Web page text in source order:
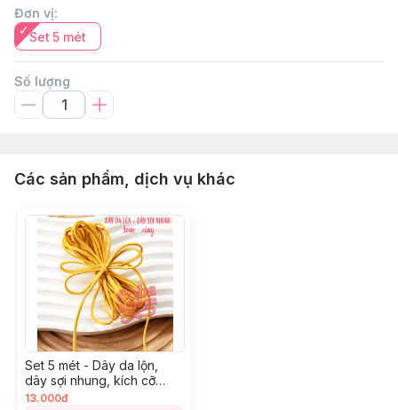
Đơn vị:
Set 5 mét
Số lượng
Các sản phẩm, dịch vụ khác
Set 5 mét - Dây da lộn,
dây sợi nhung, kích cỡ
3mm - Vàng
13.000đ